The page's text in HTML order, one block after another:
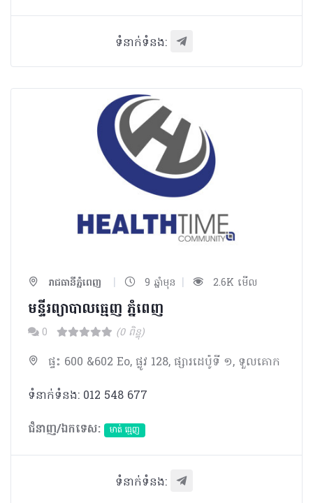
ទំនាក់ទំនង:
រាជធានីភ្នំពេញ | 9 ឆ្នាំមុន | 2.6K មើល
មន្ទីរព្យាបាលធ្មេញ ភ្នំពេញ
0 (0 ពិន្ទុ)
ផ្ទះ 600 &602 Eo, ផ្លូវ 128, ផ្សារដេប៉ូទី ១, ទួលគោក
ទំនាក់ទំនង: 012 548 677
ជំនាញ/ឯកទេស:
មាត់ ធ្មេញ
ទំនាក់ទំនង: